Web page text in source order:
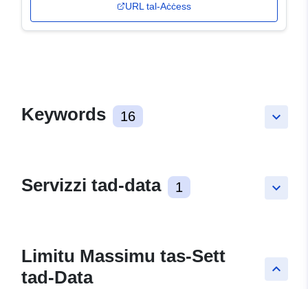
URL tal-Aċċess
keyboard_arrow_down
Keywords 16
keyboard_arrow_down
Servizzi tad-data 1
keyboard_arrow_up
Limitu Massimu tas-Sett
tad-Data